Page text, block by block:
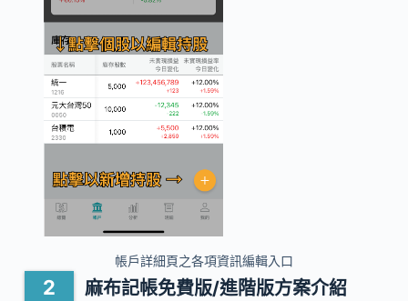
帳戶詳細頁之各項資訊編輯入口
麻布記帳免費版/進階版方案介紹